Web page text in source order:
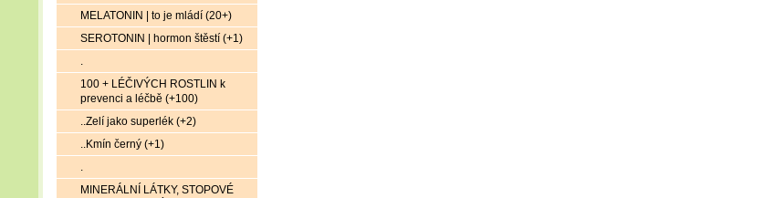
MELATONIN | to je mládí (20+)
SEROTONIN | hormon štěstí (+1)
.
100 + LÉČIVÝCH ROSTLIN k
prevenci a léčbě (+100)
..Zelí jako superlék (+2)
..Kmín černý (+1)
.
MINERÁLNÍ LÁTKY, STOPOVÉ